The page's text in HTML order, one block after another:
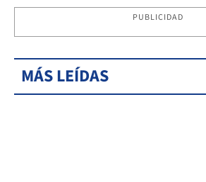
PUBLICIDAD
MÁS LEÍDAS